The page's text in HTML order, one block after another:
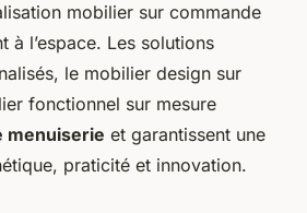
mobilier sur commande
à l’espace. Les solutions
le mobilier design sur
fonctionnel sur mesure
menuiserie et garantissent une
praticité et innovation.